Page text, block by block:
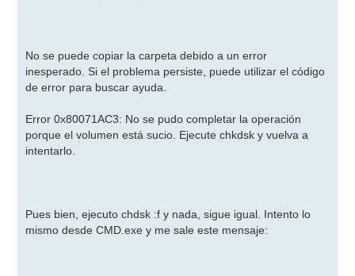
No se puede copiar la carpeta debido a un error
inesperado. Si el problema persiste, puede utilizar el código
de error para buscar ayuda.
Error 0x80071AC3: No se pudo completar la operación
porque el volumen está sucio. Ejecute chkdsk y vuelva a
intentarlo.
Pues bien, ejecuto chdsk :f y nada, sigue igual. Intento lo
mismo desde CMD.exe y me sale este mensaje: